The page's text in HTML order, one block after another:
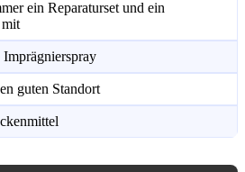
ein Reparaturset und ein
guten Standort